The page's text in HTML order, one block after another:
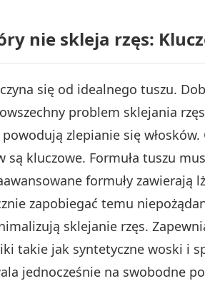
nie skleja rzęs:
się od idealnego tuszu.
problem sklejania
zlepianie się
są kluczowe. Formuła tuszu
formuły zawierają
zapobiegać temu
sklejanie rzęs.
takie jak syntetyczne woski i
jednocześnie na swobodne